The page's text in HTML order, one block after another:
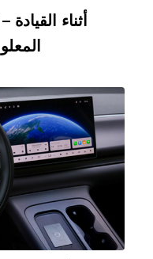
أثناء